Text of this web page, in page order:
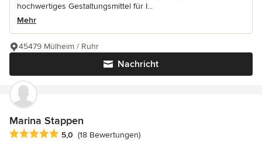
hochwertiges Gestaltungsmittel für I...
Mehr
Nachricht
45479 Mülheim / Ruhr
Marina Stappen
Durchschnittliche Bewertung: 5 von 5 Sternen
5,0 (18 Bewertungen)